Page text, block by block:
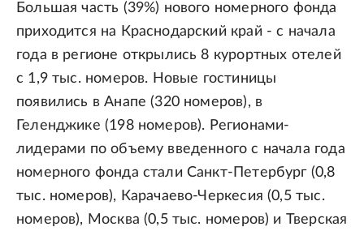
Большая часть (39%) нового номерного фонда
приходится на Краснодарский край - с начала
года в регионе открылись 8 курортных отелей
с 1,9 тыс. номеров. Новые гостиницы
появились в Анапе (320 номеров), в
Геленджике (198 номеров). Регионами-
лидерами по объему введенного с начала года
номерного фонда стали Санкт-Петербург (0,8
тыс. номеров), Карачаево-Черкесия (0,5 тыс.
номеров), Москва (0,5 тыс. номеров) и Тверская